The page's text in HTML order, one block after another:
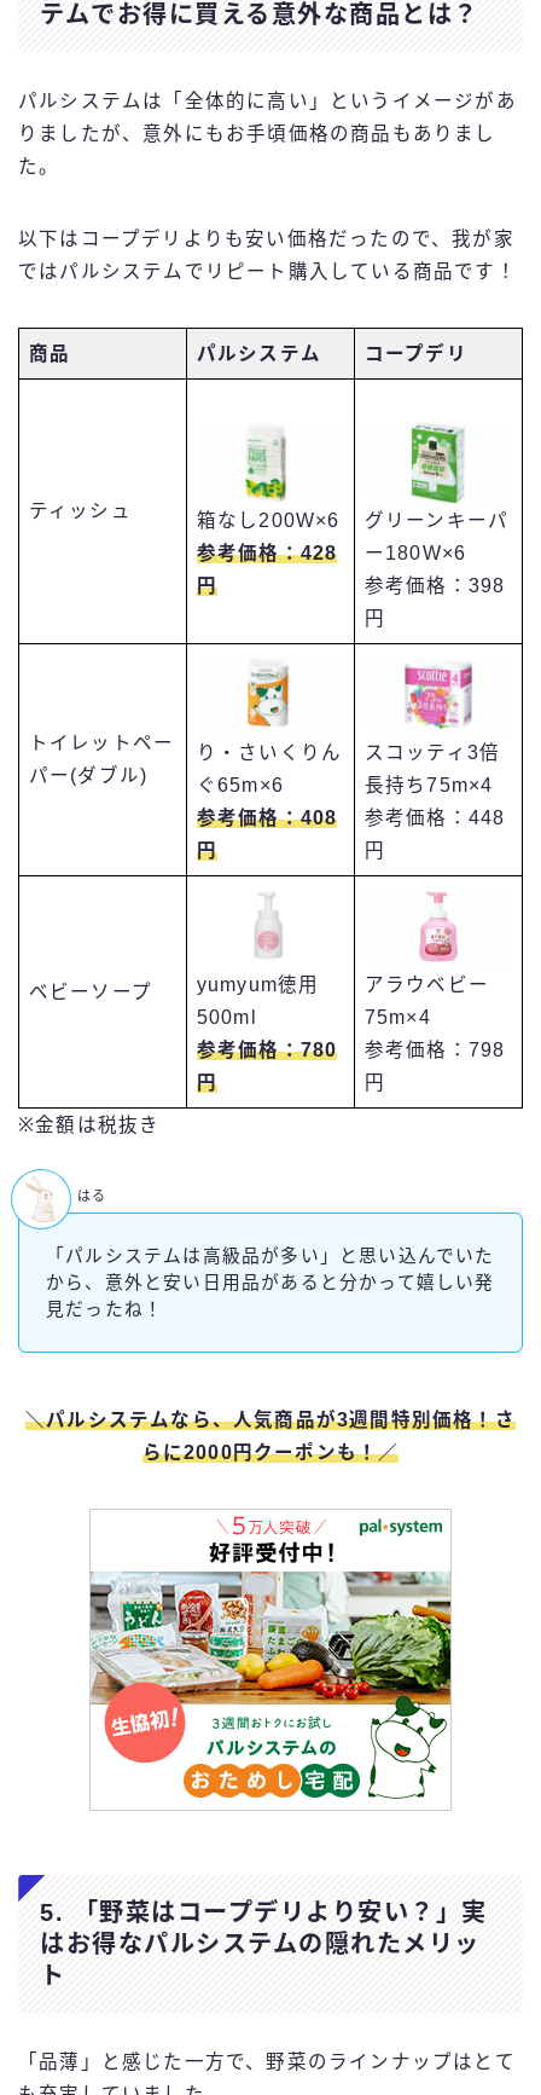
テムでお得に買える意外な商品とは？
パルシステムは「全体的に高い」というイメージがあ
りましたが、意外にもお手頃価格の商品もありまし
た。
以下はコープデリよりも安い価格だったので、我が家
ではパルシステムでリピート購入している商品です！
商品 パルシステム コープデリ
ティッシュ
箱なし200W×6
参考価格：428
円
グリーンキーパ
ー180W×6
参考価格：398
円
トイレットペー
パー(ダブル)
り・さいくりん
ぐ65m×6
参考価格：408
円
スコッティ3倍
長持ち75m×4
参考価格：448
円
ベビーソープ
yumyum徳用
500ml
参考価格：780
円
アラウベビー
75m×4
参考価格：798
円
※金額は税抜き
「パルシステムは高級品が多い」と思い込んでいた
から、意外と安い日用品があると分かって嬉しい発
見だったね！
はる
＼パルシステムなら、人気商品が3週間特別価格！さ
らに2000円クーポンも！／
5. 「野菜はコープデリより安い？」実
はお得なパルシステムの隠れたメリッ
ト
「品薄」と感じた一方で、野菜のラインナップはとて